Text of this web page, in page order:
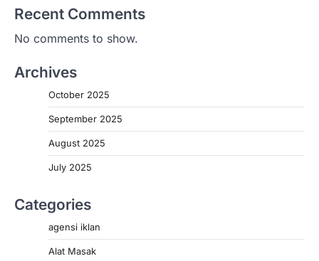
Recent Comments
No comments to show.
Archives
October 2025
September 2025
August 2025
July 2025
Categories
agensi iklan
Alat Masak